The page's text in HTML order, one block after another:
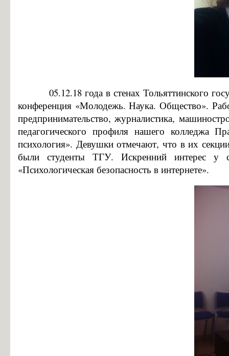
Особенности проведения вступительных испытаний для лиц с
Особенности приема иностранных граждан
Заочное обучение
Дополнительное профессиональное образование
Студентам
Льготный кредит на образование
Информация об организации ежедневных «входных фильтров»
05.12.18 года в стенах Тольяттинского
конференция «Молодежь. Наука. Общество».
предпринимательство, журналистика,
педагогического профиля нашего колледжа
психология». Девушки отмечают, что в их
были студенты ТГУ. Искренний интерес у
«Психологическая безопасность в интернете».